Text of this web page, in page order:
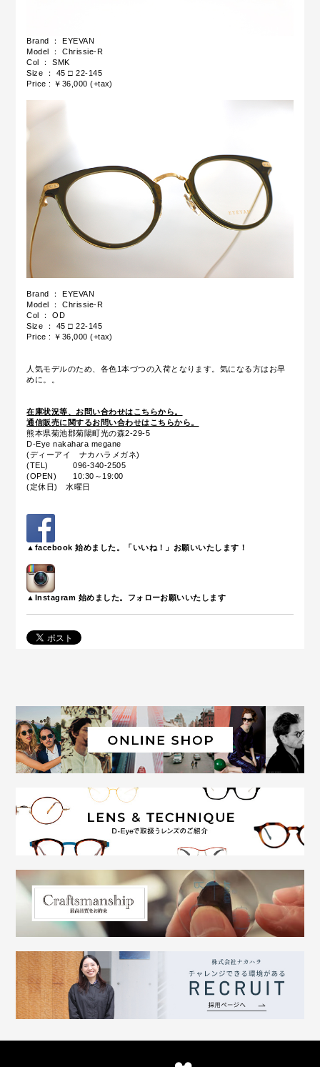
Brand ： EYEVAN
Model ： Chrissie-R
Col ： SMK
Size ： 45 □ 22-145
Price : ￥36,000 (+tax)
Brand ： EYEVAN
Model ： Chrissie-R
Col ： OD
Size ： 45 □ 22-145
Price : ￥36,000 (+tax)
人気モデルのため、各色1本づつの入荷となります。気になる方はお早
めに。。
在庫状況等、お問い合わせはこちらから。
通信販売に関するお問い合わせはこちらから。
熊本県菊池郡菊陽町光の森2-29-5
D-Eye nakahara megane
(ディーアイ ナカハラメガネ)
(TEL) 096-340-2505
(OPEN) 10:30～19:00
(定休日) 水曜日
▲facebook 始めました。「いいね！」お願いいたします！
▲Instagram 始めました。フォローお願いいたします